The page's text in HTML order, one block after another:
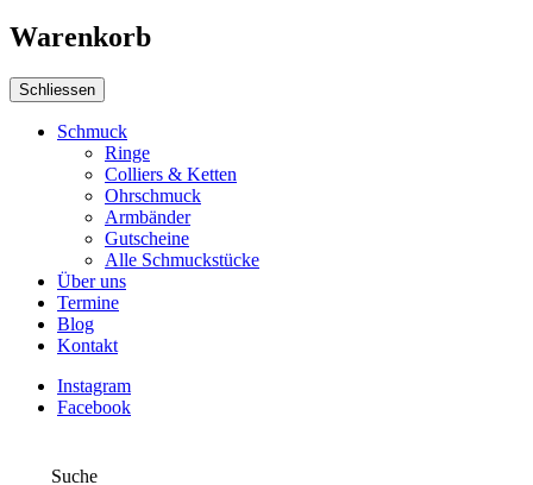
Warenkorb
Schliessen
Schmuck
Ringe
Colliers & Ketten
Ohrschmuck
Armbänder
Gutscheine
Alle Schmuckstücke
Über uns
Termine
Blog
Kontakt
Instagram
Facebook
Suche